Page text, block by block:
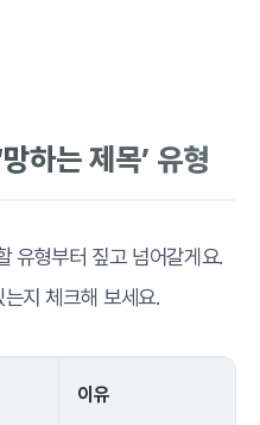
하는 제목’ 유형
유형부터 짚고 넘어갈게요.
지 체크해 보세요.
이유